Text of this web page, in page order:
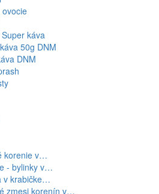
káva
50g DNM
DNM
korenie v…
- bylinky v…
v krabičke…
zmesi korenín v…